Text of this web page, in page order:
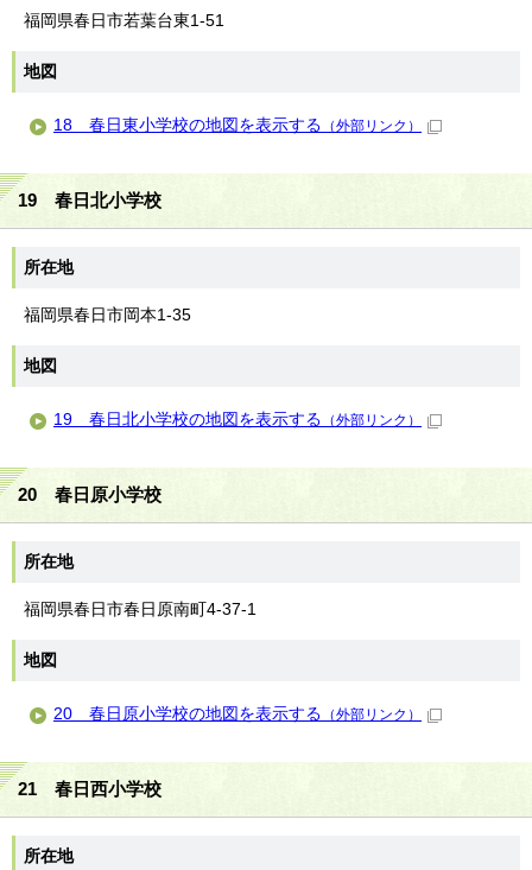
福岡県春日市若葉台東1-51
地図
18 春日東小学校の地図を表示する （外部リンク）
19 春日北小学校
所在地
福岡県春日市岡本1-35
地図
19 春日北小学校の地図を表示する （外部リンク）
20 春日原小学校
所在地
福岡県春日市春日原南町4-37-1
地図
20 春日原小学校の地図を表示する （外部リンク）
21 春日西小学校
所在地